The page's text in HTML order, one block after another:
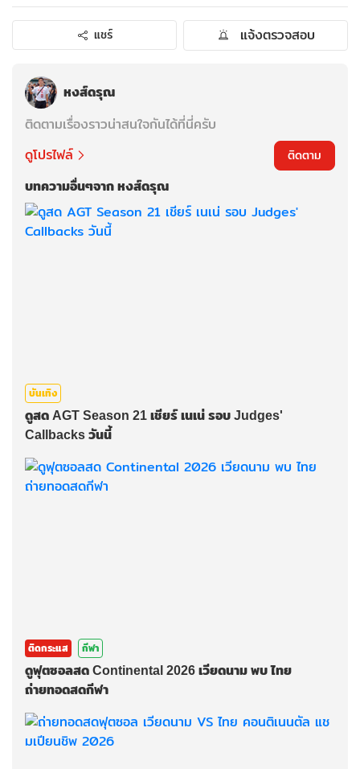
แชร์ แจ้งตรวจสอบ
หงส์ดรุณ
ติดตามเรื่องราวน่าสนใจกันได้ที่นี่ครับ
ดูโปรไฟล์
ติดตาม
บทความอื่นๆจาก หงส์ดรุณ
บันเทิง
ดูสด AGT Season 21 เชียร์ เนเน่ รอบ Judges'
Callbacks วันนี้
ติดกระแส กีฬา
ดูฟุตซอลสด Continental 2026 เวียดนาม พบ ไทย
ถ่ายทอดสดกีฬา